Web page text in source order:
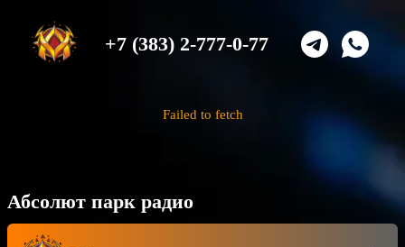
+7 (383) 2-777-0-77
Failed to fetch
Абсолют парк радио